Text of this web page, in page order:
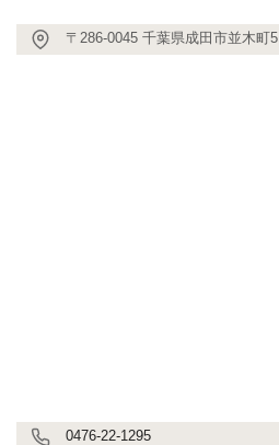
〒286-0045 千葉県成田市並木町5
0476-22-1295